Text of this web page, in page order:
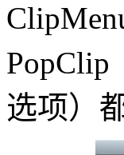
PopClip
选项）